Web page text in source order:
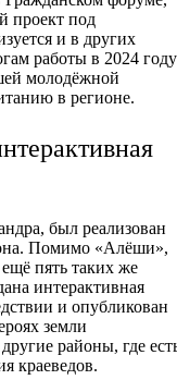
проект под
и в других
работы в 2024 году
молодёжной
в регионе.
был реализован
Помимо «Алёши»,
пять таких же
интерактивная
и опубликован
земли
районы, где
краеведов.